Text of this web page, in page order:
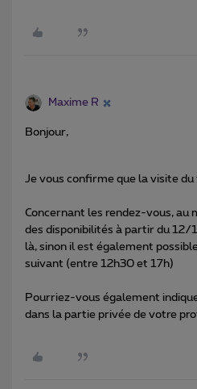
Maxime R
Bonjour,
Je vous confirme que la visite
Concernant les rendez-vous, au
des disponibilités à partir du 12/
là, sinon il est également
suivant (entre 12h30 et 17h)
Pourriez-vous également
dans la partie privée de votre